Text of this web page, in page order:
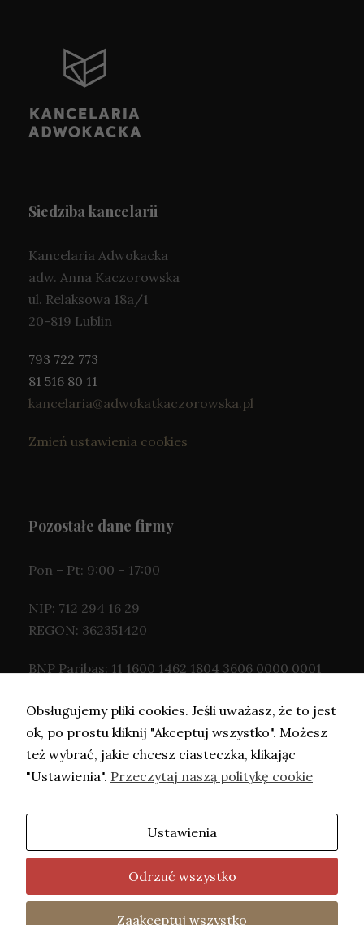
Siedziba kancelarii
Kancelaria Adwokacka
adw. Anna Kaczorowska
ul. Relaksowa 18a/1
20-819 Lublin
793 722 773
81 516 80 11
kancelaria@adwokatkaczorowska.pl
Zmień ustawienia cookies
Pozostałe dane firmy
Pon – Pt: 9:00 – 17:00
NIP: 712 294 16 29
REGON: 362351420
BNP Paribas: 11 1600 1462 1804 3606 0000 0001
Copyright © Adwokat Kaczorowska- 2026.
Projekt i wykonanie -Freeline.
fot. Barbara Mazurek
Home
Oferta Kontakt
Polityka
Obsługujemy pliki cookies. Jeśli uważasz, że to jest
ok, po prostu kliknij "Akceptuj wszystko". Możesz
też wybrać, jakie chcesz ciasteczka, klikając
"Ustawienia". Przeczytaj naszą politykę cookie
Ustawienia
Odrzuć wszystko
Zaakceptuj wszystko